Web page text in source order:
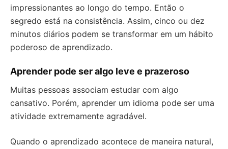
impressionantes ao longo do tempo. Então o
segredo está na consistência. Assim, cinco ou dez
minutos diários podem se transformar em um hábito
poderoso de aprendizado.
Aprender pode ser algo leve e prazeroso
Muitas pessoas associam estudar com algo
cansativo. Porém, aprender um idioma pode ser uma
atividade extremamente agradável.
Quando o aprendizado acontece de maneira natural,